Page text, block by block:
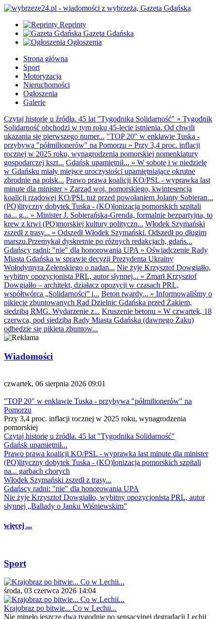
Reprinty
Gazeta Gdańska
Ogłoszenia
Strona główna
Sport
Motoryzacja
Nieruchomości
Ogłoszenia
Galerie
Czytaj historię u źródła. 45 lat "Tygodnika Solidarność" » Tygodnik
Solidarność obchodzi w tym roku 45-lecie istnienia. Od chwili
ukazania się pierwszego numer... "TOP 20" w enklawie Tuska -
przybywa "półmilionerów" na Pomorzu » Przy 3,4 proc. inflacji
rocznej w 2025 roku, wynagrodzenia pomorskiej nomenklatury
gospodarczej kszt... Gdańsk upamiętnił... » W sobotę i w niedzielę
w Gdańsku miały miejsce uroczystości upamiętniające okrutne
zbrodnie na polsk... Prawo prawa koalicji KO/PSL - wyprawka last
minute dla minister» Zarząd woj. pomorskiego, kwintesencja
koalicji rządowej KO/PSL tuż przed powołaniem Jolanty Sobieran...
(PO)lityczny dobytek Tuska - (KO)lonizacja pomorskich szpitali
na... g... » Minister J. Sobierańska-Grenda, formalnie bezpartyjna, to
krew z krwi (PO)morskiej kultury polityczn... Włodek Szymański
zszedł z trasy... » Odszedł Włodek Szymański. Odszedł po długim
marszu.Przemykał dyskretnie po różnych redakcjach, gdańs...
Gdańscy radni: "nie" dla honorowania UPA » Oświadczenie Rady
Miasta Gdańska w sprawie decyzji Prezydenta Ukrainy
Wołodymyra Zełenskiego o nadan... Nie żyje Krzysztof Dowgiałło,
wybitny opozycjonista PRL, autor słynnej... » Zmarł Krzysztof
Dowgiałło – architekt, działacz opozycji w czasach PRL,
współtwórca „Solidarności” i... Beton twardy... » Informowaliśmy o
pikiecie zbuntowanych Rad Dzielnic Gdańska przed Żakiem,
siedzibą RMG. Wydarzenie z... Kruszenie betonu » W czwartek, 18
czerwca, pod siedzibą Rady Miasta Gdańska (dawnego Żaku)
odbędzie się pikieta zbuntow...
Wiadomości
czwartek, 06 sierpnia 2026 09:01
"TOP 20" w enklawie Tuska - przybywa "półmilionerów" na
Pomorzu
Przy 3,4 proc. inflacji rocznej w 2025 roku, wynagrodzenia
pomorskiej
Czytaj historię u źródła. 45 lat "Tygodnika Solidarność"
Gdańsk upamiętnił...
Prawo prawa koalicji KO/PSL - wyprawka last minute dla minister
(PO)lityczny dobytek Tuska - (KO)lonizacja pomorskich szpitali
na... garbach chorych
Włodek Szymański zszedł z trasy...
Gdańscy radni: "nie" dla honorowania UPA
Nie żyje Krzysztof Dowgiałło, wybitny opozycjonista PRL, autor
słynnej „Ballady o Janku Wiśniewskim”
więcej ...
Sport
środa, 03 czerwca 2026 14:04
Krajobraz po bitwie... Co w Lechii...
Nie minęło jeszcze dwa tygodnie po sensacyjnej degradacji Lechii